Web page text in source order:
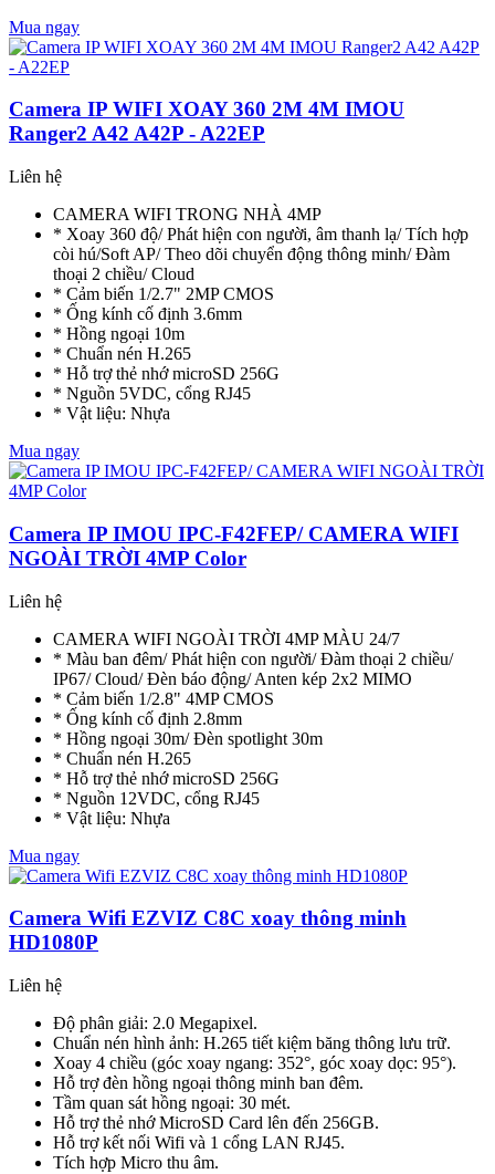
Mua ngay
Camera IP WIFI XOAY 360 2M 4M IMOU
Ranger2 A42 A42P - A22EP
Liên hệ
CAMERA WIFI TRONG NHÀ 4MP
* Xoay 360 độ/ Phát hiện con người, âm thanh lạ/ Tích hợp
còi hú/Soft AP/ Theo dõi chuyển động thông minh/ Đàm
thoại 2 chiều/ Cloud
* Cảm biến 1/2.7" 2MP CMOS
* Ống kính cố định 3.6mm
* Hồng ngoại 10m
* Chuẩn nén H.265
* Hỗ trợ thẻ nhớ microSD 256G
* Nguồn 5VDC, cổng RJ45
* Vật liệu: Nhựa
Mua ngay
Camera IP IMOU IPC-F42FEP/ CAMERA WIFI
NGOÀI TRỜI 4MP Color
Liên hệ
CAMERA WIFI NGOÀI TRỜI 4MP MÀU 24/7
* Màu ban đêm/ Phát hiện con người/ Đàm thoại 2 chiều/
IP67/ Cloud/ Đèn báo động/ Anten kép 2x2 MIMO
* Cảm biến 1/2.8" 4MP CMOS
* Ống kính cố định 2.8mm
* Hồng ngoại 30m/ Đèn spotlight 30m
* Chuẩn nén H.265
* Hỗ trợ thẻ nhớ microSD 256G
* Nguồn 12VDC, cổng RJ45
* Vật liệu: Nhựa
Mua ngay
Camera Wifi EZVIZ C8C xoay thông minh
HD1080P
Liên hệ
Độ phân giải: 2.0 Megapixel.
Chuẩn nén hình ảnh: H.265 tiết kiệm băng thông lưu trữ.
Xoay 4 chiều (góc xoay ngang: 352°, góc xoay dọc: 95°).
Hỗ trợ đèn hồng ngoại thông minh ban đêm.
Tầm quan sát hồng ngoại: 30 mét.
Hỗ trợ thẻ nhớ MicroSD Card lên đến 256GB.
Hỗ trợ kết nối Wifi và 1 cổng LAN RJ45.
Tích hợp Micro thu âm.